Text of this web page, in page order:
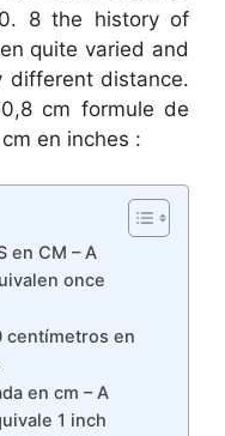
8 the history of
quite varied and
different distance.
cm formule de
en inches :
en CM – A
once
centímetros en
en cm – A
1 inch